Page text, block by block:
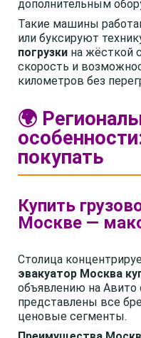
дополнительным
Такие машины
или буксируют
погрузки на жёсткой
скорость и
километров без
🌍
покупать
Купить
Москве —
Столица
эвакуатор Москва
объявлению на Авито
представлены все
ценовые сегменты.